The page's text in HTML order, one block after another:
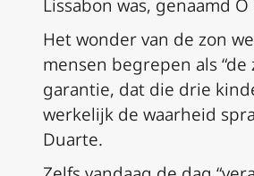
Lissabon was, genaamd O
Het wonder van de zon
mensen begrepen als “de
garantie, dat die drie
werkelijk de waarheid
Duarte.